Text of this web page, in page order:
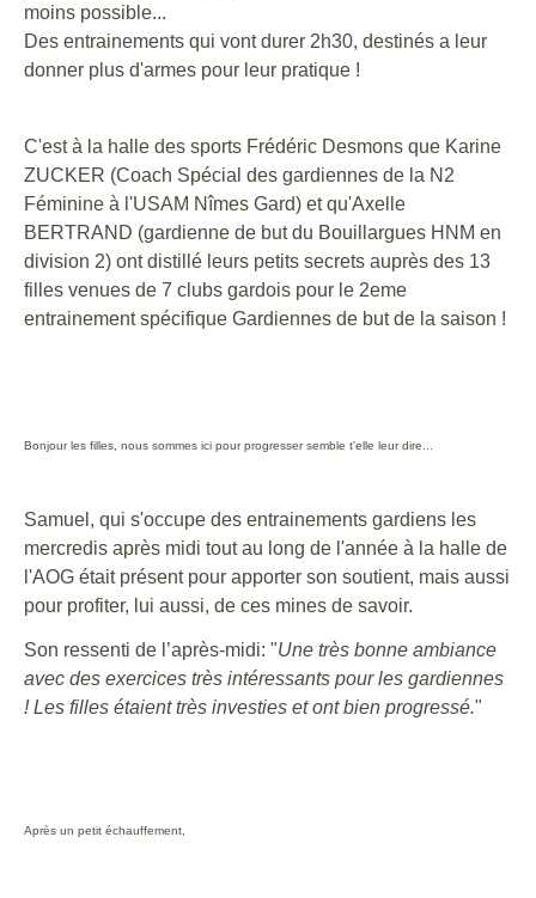
moins possible...
Des entrainements qui vont durer 2h30, destinés a leur
donner plus d'armes pour leur pratique !
C'est à la halle des sports Frédéric Desmons que Karine
ZUCKER (Coach Spécial des gardiennes de la N2
Féminine à l'USAM Nîmes Gard) et qu'Axelle
BERTRAND (gardienne de but du Bouillargues HNM en
division 2) ont distillé leurs petits secrets auprès des 13
filles venues de 7 clubs gardois pour le 2eme
entrainement spécifique Gardiennes de but de la saison !
Bonjour les filles, nous sommes ici pour progresser semble t'elle leur dire...
Samuel, qui s'occupe des entrainements gardiens les
mercredis après midi tout au long de l'année à la halle de
l'AOG était présent pour apporter son soutient, mais aussi
pour profiter, lui aussi, de ces mines de savoir.
Son ressenti de l’après-midi: "Une très bonne ambiance
avec des exercices très intéressants pour les gardiennes
! Les filles étaient très investies et ont bien progressé."
Après un petit échauffement,